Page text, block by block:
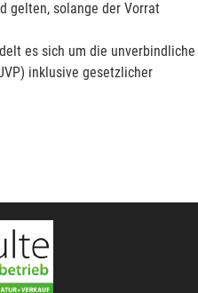
gelten, solange der Vorrat
es sich um die unverbindliche
inklusive gesetzlicher